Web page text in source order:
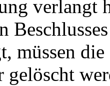
verlangt
müssen die
gelöscht